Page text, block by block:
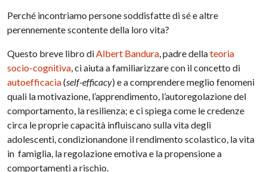
Perché incontriamo persone soddisfatte di sé e altre
perennemente scontente della loro vita?
Questo breve libro diAlbert Bandura, padre dellateoria
socio-cognitiva, ci aiuta a familiarizzare con il concetto di
autoefficacia(self-efficacy) e a comprendere meglio fenomeni
quali la motivazione, l’apprendimento, l’autoregolazione del
comportamento, la resilienza; e ci spiega come le credenze
circa le proprie capacità influiscano sulla vita degli
adolescenti, condizionandone il rendimento scolastico, la vita
in famiglia, la regolazione emotiva e la propensione a
comportamenti a rischio.